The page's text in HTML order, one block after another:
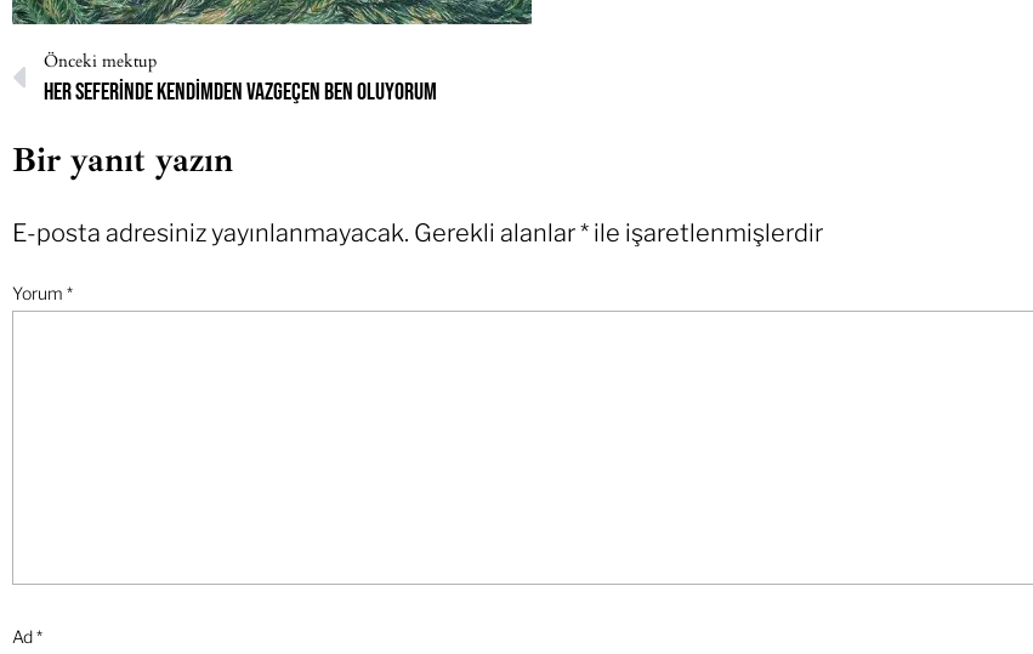
Önceki mektup
Her seferinde kendimden vazgeçen ben oluyorum
Bir yanıt yazın
E-posta adresiniz yayınlanmayacak. Gerekli alanlar* ile işaretlenmişlerdir
Yorum *
Ad*